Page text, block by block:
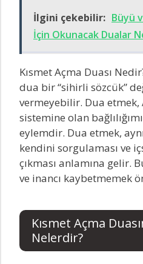
İlgini çekebilir: Büyü
İçin Okunacak Dualar
Kısmet Açma Duası
dua bir “sihirli sözcük”
vermeyebilir. Dua etmek,
sistemine olan
eylemdir. Dua etmek,
kendini sorgulaması ve
çıkması anlamına gelir.
ve inancı kaybetmemek
Kısmet Açma
Nelerdir?